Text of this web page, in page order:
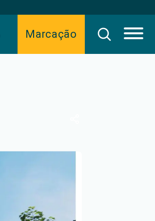
Marcação